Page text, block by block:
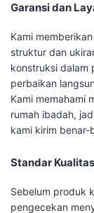
Garansi dan
Kami
struktur dan
konstruksi dalam
perbaikan
Kami memahami
rumah ibadah,
kami kirim
Standar
Sebelum produk
pengecekan